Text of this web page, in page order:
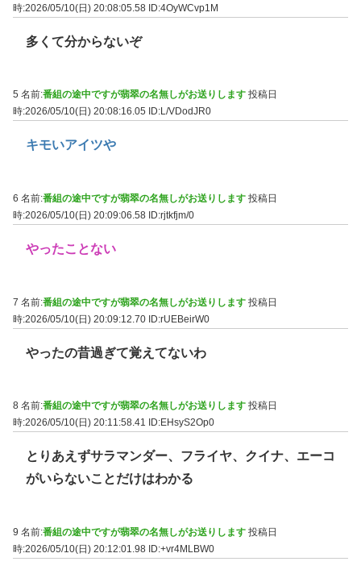
時:2026/05/10(日) 20:08:05.58 ID:4OyWCvp1M
多くて分からないぞ
5 名前:番組の途中ですが翡翠の名無しがお送りします 投稿日
時:2026/05/10(日) 20:08:16.05
ID:L/VDodJR0
キモいアイツや
6 名前:番組の途中ですが翡翠の名無しがお送りします 投稿日
時:2026/05/10(日) 20:09:06.58 ID:rjtkfjm/0
やったことない
7 名前:番組の途中ですが翡翠の名無しがお送りします 投稿日
時:2026/05/10(日) 20:09:12.70 ID:rUEBeirW0
やったの昔過ぎて覚えてないわ
8 名前:番組の途中ですが翡翠の名無しがお送りします 投稿日
時:2026/05/10(日) 20:11:58.41
ID:EHsyS2Op0
とりあえずサラマンダー、フライヤ、クイナ、エーコ
がいらないことだけはわかる
9 名前:番組の途中ですが翡翠の名無しがお送りします 投稿日
時:2026/05/10(日) 20:12:01.98 ID:+vr4MLBW0